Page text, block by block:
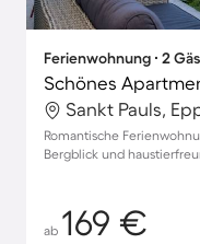
Ferienwohnung ∙ 2
Sankt Pauls,
Romantische
Bergblick und
ab 169 €